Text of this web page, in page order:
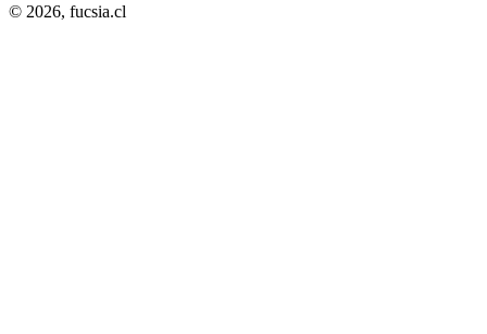
© 2026, fucsia.cl